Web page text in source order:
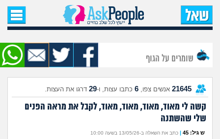
עמוד הבית
שאל שאלה
שאלות חדשות
שאלות שעוררו עניין
שומרים על הגוף
21645 אנשים צפו, 6 כתבו עצות, ו-29 דרגו את העצות.
קשה לי מאוד, מאוד, מאוד, מאוד, לקבל את מראה הפנים
שלי שהשתנה
ש גיל: 45 | כתב את השאלה ב-13/05/26 בשעה 10:00